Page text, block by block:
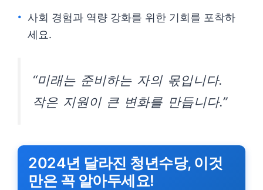
사회 경험과 역량 강화를 위한 기회를 포착하
세요.
“미래는 준비하는 자의 몫입니다.
작은 지원이 큰 변화를 만듭니다.”
2024년 달라진 청년수당, 이것
만은 꼭 알아두세요!